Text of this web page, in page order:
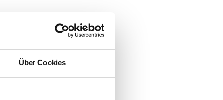
Über Cookies